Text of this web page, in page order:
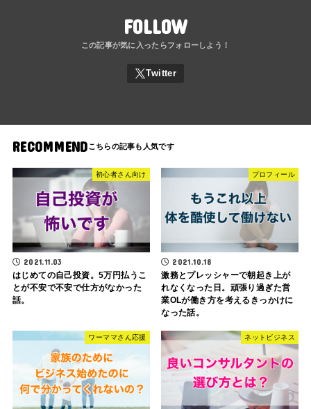
FOLLOW
RECOMMEND
初心者さん向け
2021.11.03
はじめての自己投資。5万円払うこ
とが不安で不安で仕方がなかった
話。
プロフィール
2021.10.18
激務とプレッシャーで朝起き上が
れなくなった日。頑張り過ぎた営
業OLが働き方を考えるきっかけに
なった話。
ワーママさん応援 ネットビジネス